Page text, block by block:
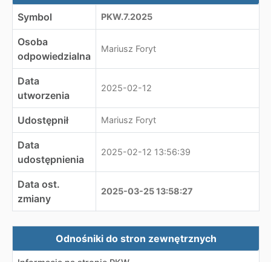
Symbol PKW.7.2025
Osoba
odpowiedzialna
Mariusz Foryt
Data
utworzenia
2025-02-12
Udostępnił Mariusz Foryt
Data
udostępnienia
2025-02-12 13:56:39
Data ost.
zmiany
2025-03-25 13:58:27
Zewnętrzne odnośniki
Odnośniki do stron zewnętrznych